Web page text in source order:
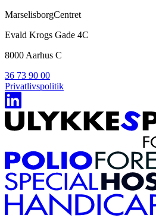
MarselisborgCentret
Evald Krogs Gade 4C
8000 Aarhus C
36 73 90 00
Privatlivspolitik